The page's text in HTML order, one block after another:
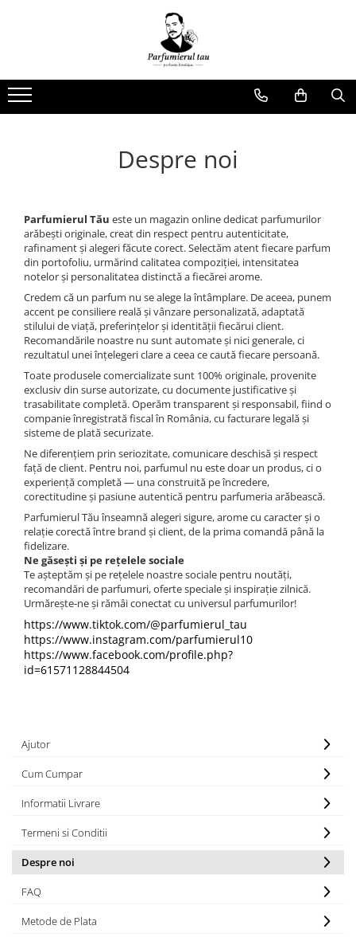
Acvatice
Afine
apa tonica
Aperol
Balsam de Peru
Bergamot
Biscuiti
Boabe de ienupar
Boabe de tonca
Brad
Bujor
Busuioc
Cacao
Cafea
Canepa
Capsuna
Caramel
Cardamom
Cashmeran
Castan
Castravete
Chiparos
Ciocolata
Cirese
Citrice
Civet
Coacaze negre
Cocoapulse
Cocos
Afnan
Arabiyat Prestige
Maison Alhambra
RAYHAAN
RIIFFS PARFUMS
Parfumuri Barbati
Parfumuri Dame
Despre noi
Parfumierul Tău este un magazin online dedicat parfumurilor
arăbești originale, creat din respect pentru autenticitate,
rafinament și alegeri făcute corect. Selectăm atent fiecare parfum
din portofoliu, urmărind calitatea compoziției, intensitatea
notelor și personalitatea distinctă a fiecărei arome.
Credem că un parfum nu se alege la întâmplare. De aceea, punem
accent pe consiliere reală și vânzare personalizată, adaptată
stilului de viață, preferințelor și identității fiecărui client.
Recomandările noastre nu sunt automate și nici generale, ci
rezultatul unei înțelegeri clare a ceea ce caută fiecare persoană.
Toate produsele comercializate sunt 100% originale, provenite
exclusiv din surse autorizate, cu documente justificative și
trasabilitate completă. Operăm transparent și responsabil, fiind o
companie înregistrată fiscal în România, cu facturare legală și
sisteme de plată securizate.
Ne diferențiem prin seriozitate, comunicare deschisă și respect
față de client. Pentru noi, parfumul nu este doar un produs, ci o
experiență completă — una construită pe încredere,
corectitudine și pasiune autentică pentru parfumeria arăbească.
Parfumierul Tău înseamnă alegeri sigure, arome cu caracter și o
relație corectă între brand și client, de la prima comandă până la
fidelizare.
Ne găsești și pe rețelele sociale
Te așteptăm și pe rețelele noastre sociale pentru noutăți,
recomandări de parfumuri, oferte speciale și inspirație zilnică.
Urmărește-ne și rămâi conectat cu universul parfumurilor!
https://www.tiktok.com/@parfumierul_tau
https://www.instagram.com/parfumierul10
https://www.facebook.com/profile.php?
id=61571128844504
Ajutor
Cum Cumpar
Informatii Livrare
Termeni si Conditii
Despre noi
FAQ
Metode de Plata